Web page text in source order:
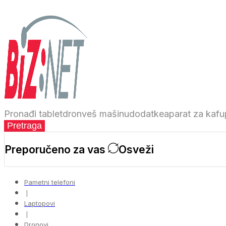
Pronađi tabletdronveš mašinudodatkeaparat za kafu
Pretraga
Preporučeno za vas Osveži
Pametni telefoni
❘
Laptopovi
❘